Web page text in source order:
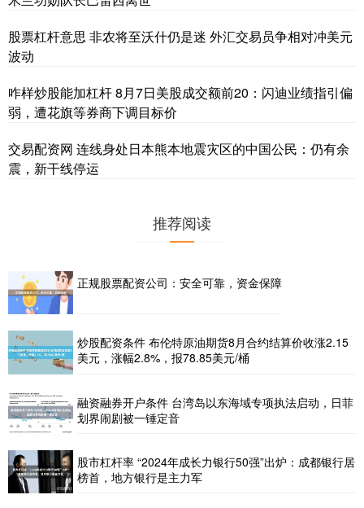
股票杠杆意思 非农将至沃什仍是迷 外汇交易员争相对冲美元
波动
咋样炒股能加杠杆 8月7日美股成交额前20：闪迪业绩指引偏
弱，遭花旗等券商下调目标价
交易配资网 连线身处日本熊本地震灾区的中国公民：仍有余
震，新干线停运
推荐阅读
正规股票配资公司：安全可靠，资金保障
炒股配资条件 布伦特原油期货8月合约结算价收涨2.15
美元，涨幅2.8%，报78.85美元/桶
融资融券开户条件 台湾岛以东海域专项执法启动，日菲
划界闹剧被一锤定音
股市杠杆率 “2024年成长力银行50强”出炉：成都银行居
榜首，地方银行是主力军